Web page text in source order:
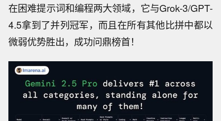
在困难提示词和编程两大领域，它与Grok-3/GPT-
4.5拿到了并列冠军，而且在所有其他比拼中都以
微弱优势胜出，成功问鼎榜首！